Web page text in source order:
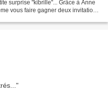
surprise "kibrille"... Grâce à Anne
vous faire gagner deux invitations